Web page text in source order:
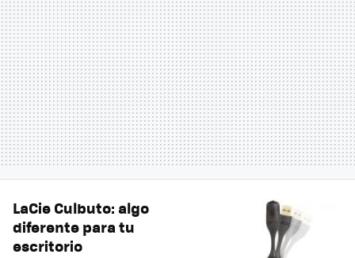
LaCie Culbuto: algo
diferente para tu
escritorio